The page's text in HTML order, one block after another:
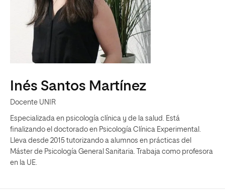
Inés Santos Martínez
Docente UNIR
Especializada en psicología clínica y de la salud. Está
finalizando el doctorado en Psicología Clínica Experimental.
Lleva desde 2015 tutorizando a alumnos en prácticas del
Máster de Psicología General Sanitaria. Trabaja como profesora
en la UE.